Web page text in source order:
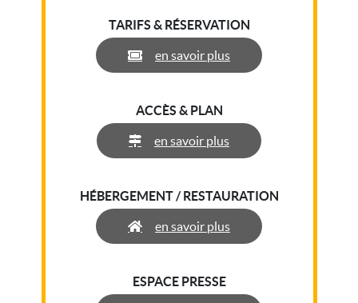
TARIFS & RÉSERVATION
en savoir plus
ACCÈS & PLAN
en savoir plus
HÉBERGEMENT / RESTAURATION
en savoir plus
ESPACE PRESSE